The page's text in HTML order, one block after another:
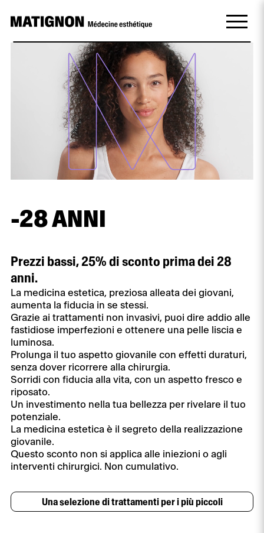
-28 ANNI
Prezzi bassi, 25% di sconto prima dei 28
anni.
La medicina estetica, preziosa alleata dei giovani,
aumenta la fiducia in se stessi.
Grazie ai trattamenti non invasivi, puoi dire addio alle
fastidiose imperfezioni e ottenere una pelle liscia e
luminosa.
Prolunga il tuo aspetto giovanile con effetti duraturi,
senza dover ricorrere alla chirurgia.
Sorridi con fiducia alla vita, con un aspetto fresco e
riposato.
Un investimento nella tua bellezza per rivelare il tuo
potenziale.
La medicina estetica è il segreto della realizzazione
giovanile.
Questo sconto non si applica alle iniezioni o agli
interventi chirurgici. Non cumulativo.
Una selezione di trattamenti per i più piccoli